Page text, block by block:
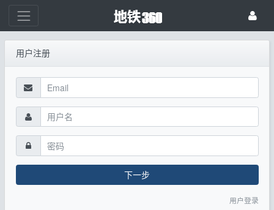
用户注册
下一步
用户登录